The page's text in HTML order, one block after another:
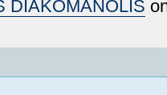
DIAKOMANOLIS